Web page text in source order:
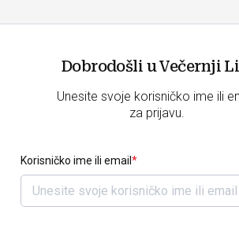
Dobrodošli u Večernji
Unesite svoje korisničko ime ili
za prijavu.
Korisničko ime ili email